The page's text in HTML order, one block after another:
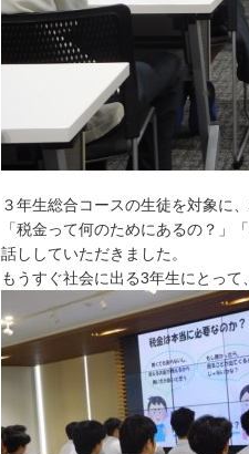
３年生総合コースの生徒を対象に
「税金って何のためにあるの？」
話ししていただきました。
もうすぐ社会に出る3年生にとって